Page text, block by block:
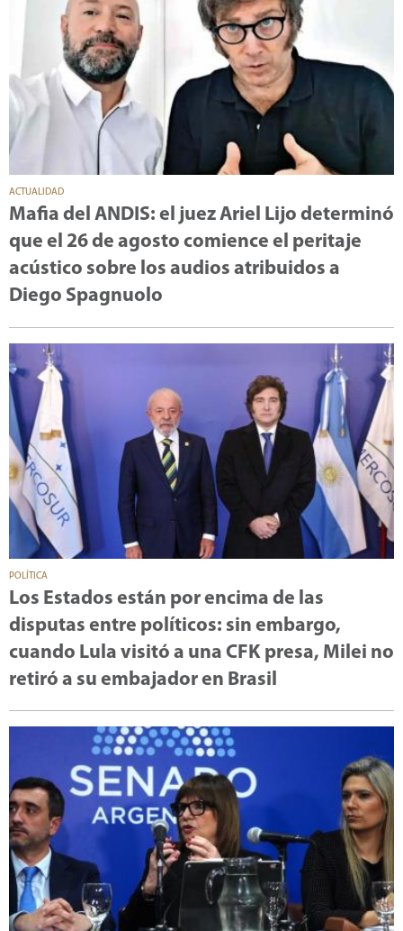
ACTUALIDAD
Mafia del ANDIS: el juez Ariel Lijo determinó
que el 26 de agosto comience el peritaje
acústico sobre los audios atribuidos a
Diego Spagnuolo
POLÍTICA
Los Estados están por encima de las
disputas entre políticos: sin embargo,
cuando Lula visitó a una CFK presa, Milei no
retiró a su embajador en Brasil